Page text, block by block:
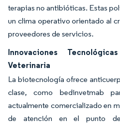
terapias no antibióticas. Estas
un clima operativo orientado al
proveedores de servicios.
Innovaciones
Veterinaria
La biotecnología ofrece
clase, como bedinvetmab
actualmente comercializado en
de atención en el punto